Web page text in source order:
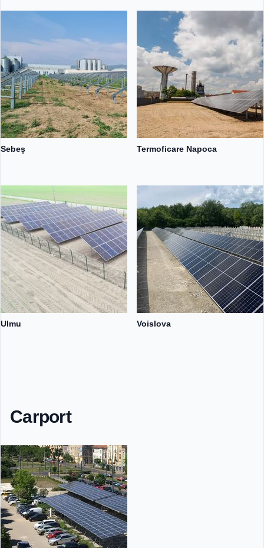
Sebeș Termoficare Napoca
Ulmu Voislova
Carport